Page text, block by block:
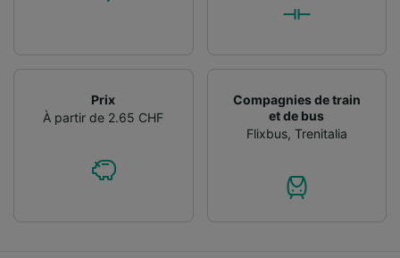
Prix
À partir de 2.65 CHF
Compagnies de train
et de bus
Flixbus, Trenitalia